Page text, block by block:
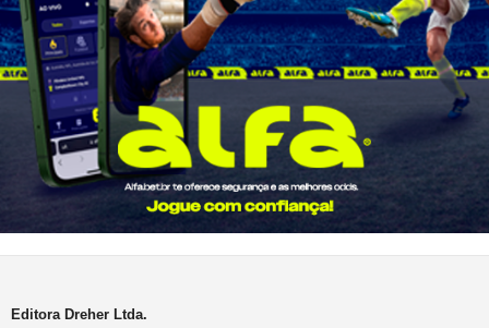
Editora Dreher Ltda.